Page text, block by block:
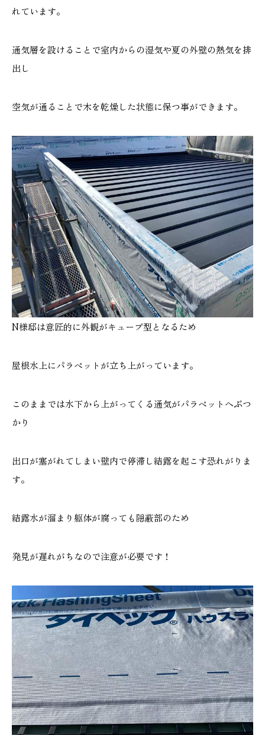
れています。
通気層を設けることで室内からの湿気や夏の外壁の熱気を排
出し
空気が通ることで木を乾燥した状態に保つ事ができます。
N様邸は意匠的に外観がキューブ型となるため
屋根水上にパラペットが立ち上がっています。
このままでは水下から上がってくる通気がパラペットへぶつ
かり
出口が塞がれてしまい壁内で停滞し結露を起こす恐れがりま
す。
結露水が溜まり躯体が腐っても隠蔽部のため
発見が遅れがちなので注意が必要です！